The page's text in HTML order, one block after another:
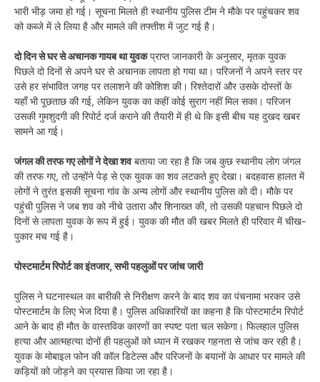
भारी भीड़ जमा हो गई। सूचना मिलते ही स्थानीय पुलिस टीम ने मौके पर पहुंचकर शव
को कब्जे में ले लिया है और मामले की तफ्तीश में जुट गई है।
दो दिन से घर से अचानक गायब था युवकप्राप्त जानकारी के अनुसार, मृतक युवक
पिछले दो दिनों से अपने घर से अचानक लापता हो गया था। परिजनों ने अपने स्तर पर
उसे हर संभावित जगह पर तलाशने की कोशिश की। रिश्तेदारों और उसके दोस्तों के
यहाँ भी पूछताछ की गई, लेकिन युवक का कहीं कोई सुराग नहीं मिल सका। परिजन
उसकी गुमशुदगी की रिपोर्ट दर्ज कराने की तैयारी में ही थे कि इसी बीच यह दुखद खबर
सामने आ गई।
जंगल की तरफ गए लोगों ने देखा शवबताया जा रहा है कि जब कुछ स्थानीय लोग जंगल
की तरफ गए, तो उन्होंने पेड़ से एक युवक का शव लटकते हुए देखा। बदहवास हालत में
लोगों ने तुरंत इसकी सूचना गांव के अन्य लोगों और स्थानीय पुलिस को दी। मौके पर
पहुंची पुलिस ने जब शव को नीचे उतारा और शिनाख्त की, तो उसकी पहचान पिछले दो
दिनों से लापता युवक के रूप में हुई। युवक की मौत की खबर मिलते ही परिवार में चीख-
पुकार मच गई है।
पोस्टमार्टम रिपोर्ट का इंतजार, सभी पहलुओं पर जांच जारी
पुलिस ने घटनास्थल का बारीकी से निरीक्षण करने के बाद शव का पंचनामा भरकर उसे
पोस्टमार्टम के लिए भेज दिया है। पुलिस अधिकारियों का कहना है कि पोस्टमार्टम रिपोर्ट
आने के बाद ही मौत के वास्तविक कारणों का स्पष्ट पता चल सकेगा। फिलहाल पुलिस
हत्या और आत्महत्या दोनों ही पहलुओं को ध्यान में रखकर गहनता से जांच कर रही है।
युवक के मोबाइल फोन की कॉल डिटेल्स और परिजनों के बयानों के आधार पर मामले की
कड़ियों को जोड़ने का प्रयास किया जा रहा है।